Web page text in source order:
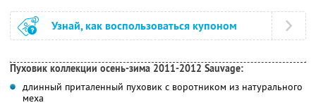
Узнай, как воспользоваться купоном
Пуховик коллекции осень-зима 2011-2012 Sauvage:
длинный приталенный пуховик с воротником из натурального
меха